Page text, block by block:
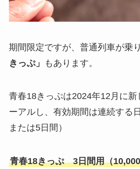
期間限定ですが、普通列車が乗
きっぷ」
もあります。
青春18きっぷは2024年12月に新
ーアルし、有効期間は連続する
または5日間）
青春18きっぷ 3日間用（